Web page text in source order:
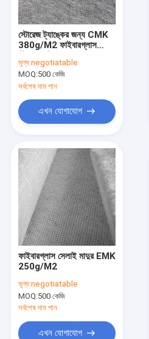
স্টোরেজ ট্যাঙ্কের জন্য CMK
380g/M2 ফাইবারগ্লাস
মূল্য:negotiatable
MOQ:500 কেজি
সর্বশেষ দাম পান
এখন যোগাযোগ
ফাইবারগ্লাস সেলাই মাদুর EMK
250g/M2
মূল্য:negotiatable
MOQ:500 কেজি
সর্বশেষ দাম পান
এখন যোগাযোগ